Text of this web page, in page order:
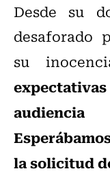
Desde su
desaforado
su
la solicitud